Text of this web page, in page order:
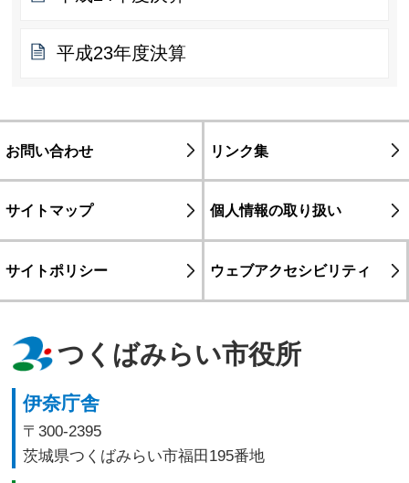
平成23年度決算
お問い合わせ リンク集
サイトマップ 個人情報の取り扱い
サイトポリシー ウェブアクセシビリティ
つくばみらい市役所
伊奈庁舎
〒300-2395
茨城県つくばみらい市福田195番地